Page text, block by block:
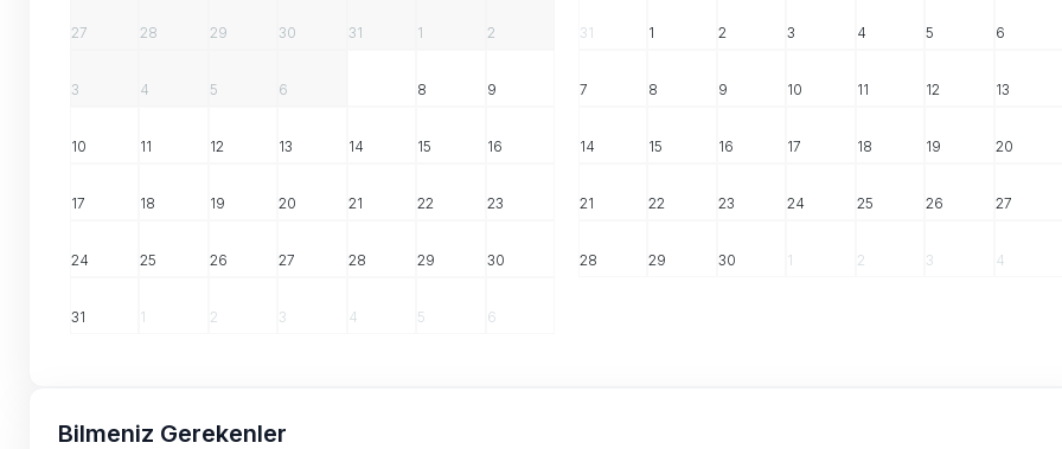
27 28 29 30 31 1 2
3 4 5 6 8 9
10 11 12 13 14 15 16
17 18 19 20 21 22 23
24 25 26 27 28 29 30
31 1 2 3 4 5 6
31 1 2 3 4 5 6
7 8 9 10 11 12 13
14 15 16 17 18 19 20
21 22 23 24 25 26 27
28 29 30 1 2 3 4
Bilmeniz Gerekenler